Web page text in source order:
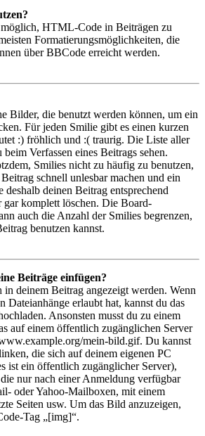
HTML-Code in Beiträgen zu
Formatierungsmöglichkeiten, die
über BBCode erreicht werden.
Bilder, die benutzt werden können, um ein
Für jeden Smilie gibt es einen kurzen
:) fröhlich und :( traurig. Die Liste aller
Verfassen eines Beitrags sehen.
Smilies nicht zu häufig zu benutzen,
schnell unlesbar machen und ein
deshalb deinen Beitrag entsprechend
gar komplett löschen. Die Board-
auch die Anzahl der Smilies begrenzen,
benutzen kannst.
Beiträge einfügen?
in deinem Beitrag angezeigt werden. Wenn
Dateianhänge erlaubt hat, kannst du das
Ansonsten musst du zu einem
auf einem öffentlich zugänglichen Server
mein-bild.gif. Du kannst
die sich auf deinem eigenen PC
ist ein öffentlich zugänglicher Server),
nur nach einer Anmeldung verfügbar
oder Yahoo-Mailboxen, mit einem
Seiten usw. Um das Bild anzuzeigen,
Tag „[img]“.